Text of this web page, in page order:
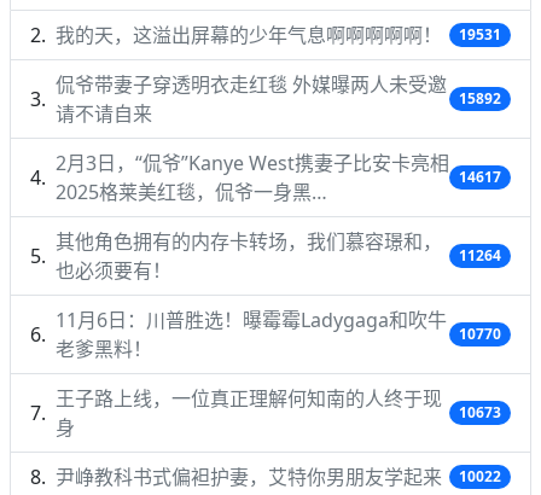
我的天，这溢出屏幕的少年气息啊啊啊啊啊！ 19531
侃爷带妻子穿透明衣走红毯 外媒曝两人未受邀
请不请自来
15892
2月3日，“侃爷”Kanye West携妻子比安卡亮相
2025格莱美红毯，侃爷一身黑…
14617
其他角色拥有的内存卡转场，我们慕容璟和，
也必须要有！
11264
11月6日：川普胜选！曝霉霉Ladygaga和吹牛
老爹黑料！
10770
王子路上线，一位真正理解何知南的人终于现
身
10673
尹峥教科书式偏袒护妻，艾特你男朋友学起来 10022